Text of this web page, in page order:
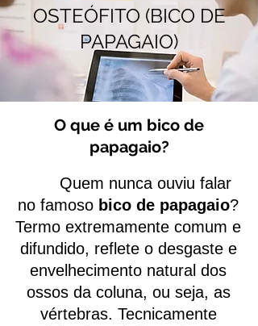
OSTEÓFITO (BICO DE
PAPAGAIO)
O que é um bico de
papagaio?
Quem nunca ouviu falar
no famoso bico de papagaio?
Termo extremamente comum e
difundido, reflete o desgaste e
envelhecimento natural dos
ossos da coluna, ou seja, as
vértebras. Tecnicamente